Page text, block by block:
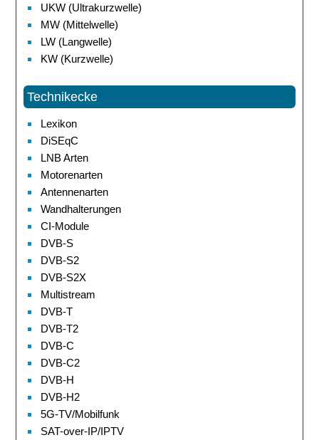
UKW (Ultrakurzwelle)
MW (Mittelwelle)
LW (Langwelle)
KW (Kurzwelle)
Technikecke
Lexikon
DiSEqC
LNB Arten
Motorenarten
Antennenarten
Wandhalterungen
CI-Module
DVB-S
DVB-S2
DVB-S2X
Multistream
DVB-T
DVB-T2
DVB-C
DVB-C2
DVB-H
DVB-H2
5G-TV/Mobilfunk
SAT-over-IP/IPTV